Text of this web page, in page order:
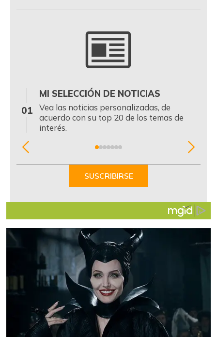
01
MI SELECCIÓN DE NOTICIAS
Vea las noticias personalizadas, de
acuerdo con su top 20 de los temas de
interés.
Item
SUSCRIBIRSE